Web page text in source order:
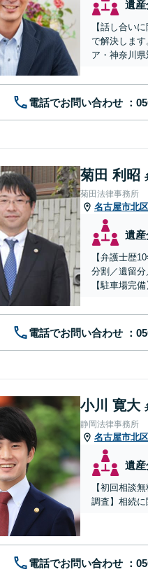
遺
【話し合い
で解決しま
ア・神奈川県
電話でお問い合わせ
菊田 利昭
菊田法律事務所
名古屋市北区
遺
【弁護士歴
分割／遺留
【駐車場完備
電話でお問い合わせ
小川 寛大
静岡法律事務所
名古屋市北区
遺
【初回相談
調査】相続
電話でお問い合わせ